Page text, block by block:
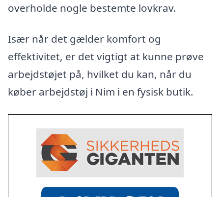
overholde nogle bestemte lovkrav.
Især når det gælder komfort og
effektivitet, er det vigtigt at kunne prøve
arbejdstøjet på, hvilket du kan, når du
køber arbejdstøj i Nim i en fysisk butik.